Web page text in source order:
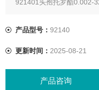
921401头孢托罗酯0.002-
产品型号：92140
更新时间： 2025-08-21
产品咨询